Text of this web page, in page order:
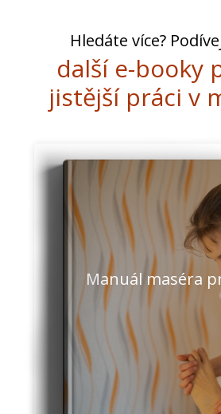
Hledáte více?
další e-booky
jistější práci v
Manuál maséra